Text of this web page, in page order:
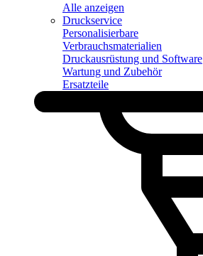
Alle anzeigen
Druckservice
Personalisierbare
Verbrauchsmaterialien
Druckausrüstung und Software
Wartung und Zubehör
Ersatzteile